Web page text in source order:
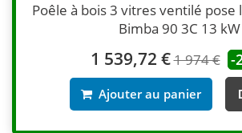
Poêle à bois 3 vitres ventilé pose
Bimba 90 3C 13 kW
1 539,72 €1 974 € -
Ajouter au panier